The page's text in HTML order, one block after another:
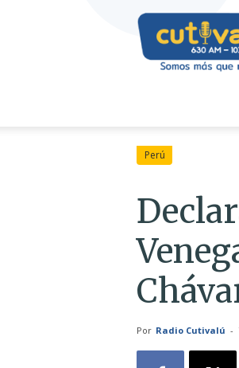
Cutivalú
Piura
Perú
Por Radio Cutivalú -